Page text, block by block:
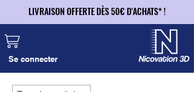
LIVRAISON OFFERTE DÈS 50€ D'ACHATS* !
LIVRAISON OFFERTE DÈS 50€ D'ACHATS* !
Se connecter